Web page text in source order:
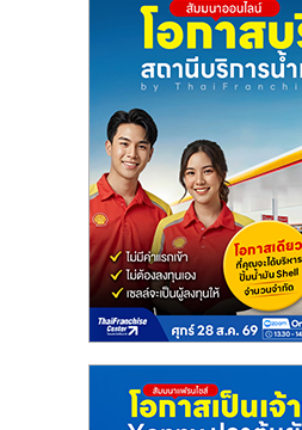
ขาย
แฟ
ไชส์
แฟ